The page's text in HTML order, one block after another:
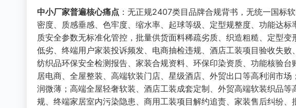
中小厂家普遍核心痛点 ：无正规2407类目品牌合规背书，无统一国标
密度、质感垂感、色牢度、缩水率、起球等级、定型规整度、功能达
质安全参数无标准化管控，批量供货面料稀疏劣质、织造粗糙、定型
低劣、终端用户家装投诉频发、电商抽检违规、酒店工装项目验收失
纺织品环保安全检测报告、家装合规资料、环保印染资质、功能核验
居电商、全屋整装、高端软装门店、星级酒店、外贸出口等高利润市
润微薄；高端全屋轻奢软装、酒店工装成套定制、外贸高端软装织品
规、终端家居室内污染隐患、商用工装项目解约追责、家装售后纠纷、